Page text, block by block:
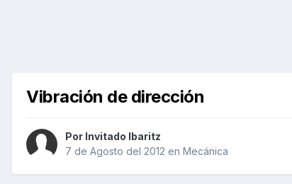
Vibración de dirección
Por Invitado Ibaritz
7 de Agosto del 2012 en Mecánica